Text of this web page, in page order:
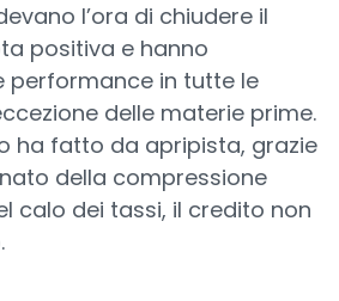
l’ora di chiudere il
positiva e hanno
in tutte le
delle materie prime.
ha fatto da apripista, grazie
della compressione
calo dei tassi, il credito non